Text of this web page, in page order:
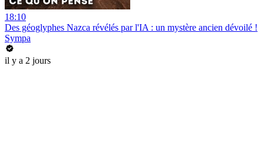
18:10
Des géoglyphes Nazca révélés par l'IA : un mystère ancien dévoilé !
Sympa
il y a 2 jours